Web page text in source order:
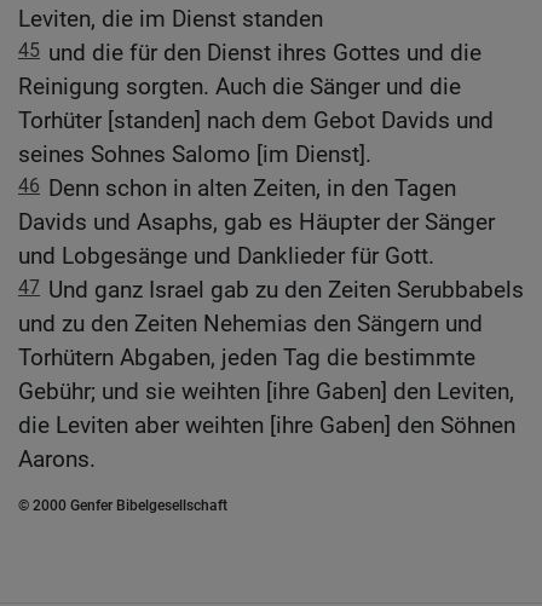
Leviten, die im Dienst standen
45 und die für den Dienst ihres Gottes und die
Reinigung sorgten. Auch die Sänger und die
Torhüter [standen] nach dem Gebot Davids und
seines Sohnes Salomo [im Dienst].
46 Denn schon in alten Zeiten, in den Tagen
Davids und Asaphs, gab es Häupter der Sänger
und Lobgesänge und Danklieder für Gott.
47 Und ganz Israel gab zu den Zeiten Serubbabels
und zu den Zeiten Nehemias den Sängern und
Torhütern Abgaben, jeden Tag die bestimmte
Gebühr; und sie weihten [ihre Gaben] den Leviten,
die Leviten aber weihten [ihre Gaben] den Söhnen
Aarons.
© 2000 Genfer Bibelgesellschaft